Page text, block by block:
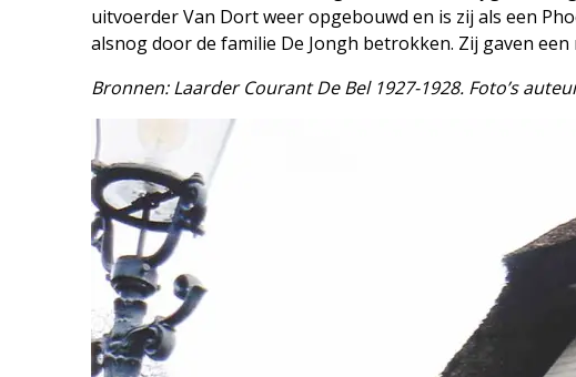
uitvoerder Van Dort weer opgebouwd en is zij als een
alsnog door de familie De Jongh betrokken. Zij gaven een
Bronnen: Laarder Courant De Bel 1927-1928. Foto’s